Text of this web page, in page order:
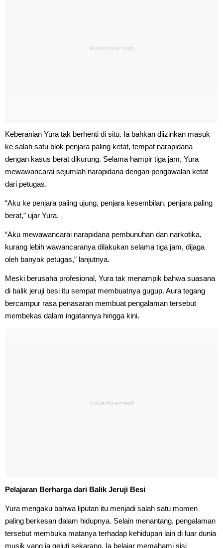
Keberanian Yura tak berhenti di situ. Ia bahkan diizinkan masuk
ke salah satu blok penjara paling ketat, tempat narapidana
dengan kasus berat dikurung. Selama hampir tiga jam, Yura
mewawancarai sejumlah narapidana dengan pengawalan ketat
dari petugas.
“Aku ke penjara paling ujung, penjara kesembilan, penjara paling
berat,” ujar Yura.
“Aku mewawancarai narapidana pembunuhan dan narkotika,
kurang lebih wawancaranya dilakukan selama tiga jam, dijaga
oleh banyak petugas,” lanjutnya.
Meski berusaha profesional, Yura tak menampik bahwa suasana
di balik jeruji besi itu sempat membuatnya gugup. Aura tegang
bercampur rasa penasaran membuat pengalaman tersebut
membekas dalam ingatannya hingga kini.
Pelajaran Berharga dari Balik Jeruji Besi
Yura mengaku bahwa liputan itu menjadi salah satu momen
paling berkesan dalam hidupnya. Selain menantang, pengalaman
tersebut membuka matanya terhadap kehidupan lain di luar dunia
musik yang ia geluti sekarang. Ia belajar memahami sisi